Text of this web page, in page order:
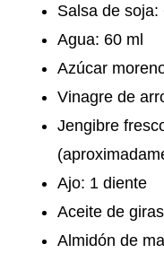
Salsa de soja:
Agua: 60 ml
Azúcar
Vinagre de
Jengibre
Ajo: 1 diente
Aceite de
Almidón de